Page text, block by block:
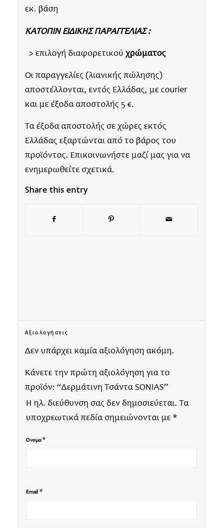
εκ. βάση
ΚΑΤΟΠΙΝ ΕΙΔΙΚΗΣ ΠΑΡΑΓΓΕΛΙΑΣ :
> επιλογή διαφορετικού χρώματος
Οι παραγγελίες (λιανικής πώλησης)
αποστέλλονται, εντός Ελλάδας, με courier
και με έξοδα αποστολής 5 €.
Τα έξοδα αποστολής σε χώρες εκτός
Ελλάδας εξαρτώνται από το βάρος του
προϊόντος. Επικοινωνήστε μαζί μας για να
ενημερωθείτε σχετικά.
Share this entry
Αξιολογήσεις
Δεν υπάρχει καμία αξιολόγηση ακόμη.
Κάνετε την πρώτη αξιολόγηση για το
προϊόν: “Δερμάτινη Τσάντα SONIAS”
Η ηλ. διεύθυνση σας δεν δημοσιεύεται. Τα
υποχρεωτικά πεδία σημειώνονται με *
Όνομα*
Email *